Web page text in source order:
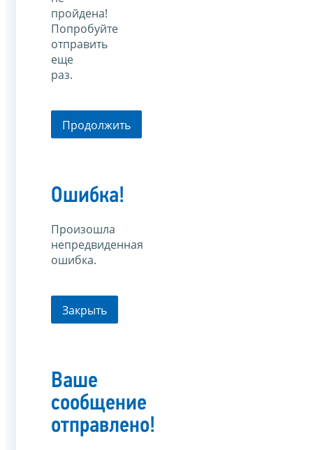
пройдена!
Попробуйте
отправить
еще
раз.
Продолжить
Ошибка!
Произошла
непредвиденная
ошибка.
Закрыть
Ваше
сообщение
отправлено!